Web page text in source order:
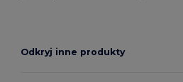
Odkryj inne produkty